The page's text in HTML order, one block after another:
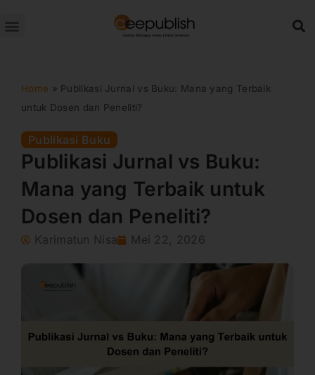
ke
Home » Publikasi Jurnal vs Buku: Mana yang Terbaik
untuk Dosen dan Peneliti?
Publikasi Buku
Publikasi Jurnal vs Buku:
Mana yang Terbaik untuk
Dosen dan Peneliti?
Karimatun Nisa Mei 22, 2026